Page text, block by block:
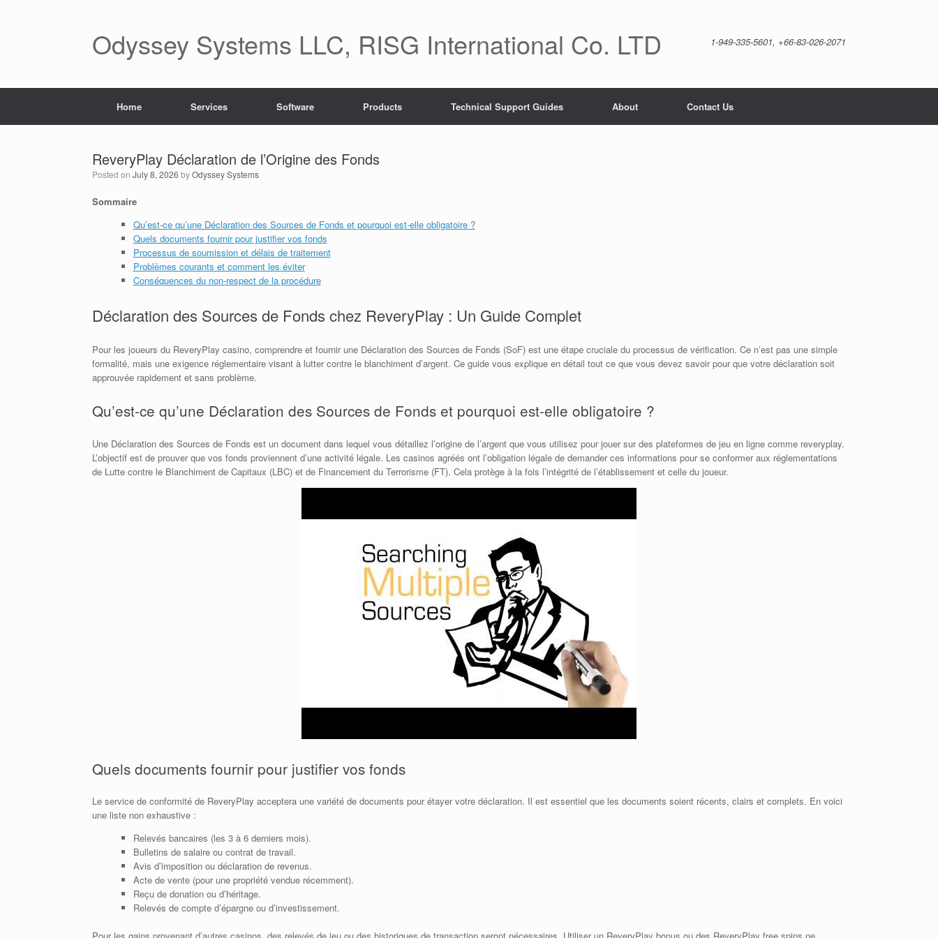
Odyssey Systems LLC, RISG International Co. LTD 1-949-335-5601, +66-83-026-2071
Home Services Software Products Technical Support Guides About Contact Us
ReveryPlay Déclaration de l’Origine des Fonds
Posted on July 8, 2026 byOdyssey Systems
Sommaire
Qu’est-ce qu’une Déclaration des Sources de Fonds et pourquoi est-elle obligatoire ?
Quels documents fournir pour justifier vos fonds
Processus de soumission et délais de traitement
Problèmes courants et comment les éviter
Conséquences du non-respect de la procédure
Déclaration des Sources de Fonds chez ReveryPlay : Un Guide Complet
Pour les joueurs du ReveryPlay casino, comprendre et fournir une Déclaration des Sources de Fonds (SoF) est une étape cruciale du processus de vérification. Ce n’est pas une simple
formalité, mais une exigence réglementaire visant à lutter contre le blanchiment d’argent. Ce guide vous explique en détail tout ce que vous devez savoir pour que votre déclaration soit
approuvée rapidement et sans problème.
Qu’est-ce qu’une Déclaration des Sources de Fonds et pourquoi est-elle obligatoire ?
Une Déclaration des Sources de Fonds est un document dans lequel vous détaillez l’origine de l’argent que vous utilisez pour jouer sur des plateformes de jeu en ligne comme reveryplay.
L’objectif est de prouver que vos fonds proviennent d’une activité légale. Les casinos agréés ont l’obligation légale de demander ces informations pour se conformer aux réglementations
de Lutte contre le Blanchiment de Capitaux (LBC) et de Financement du Terrorisme (FT). Cela protège à la fois l’intégrité de l’établissement et celle du joueur.
Quels documents fournir pour justifier vos fonds
Le service de conformité de ReveryPlay acceptera une variété de documents pour étayer votre déclaration. Il est essentiel que les documents soient récents, clairs et complets. En voici
une liste non exhaustive :
Relevés bancaires (les 3 à 6 derniers mois).
Bulletins de salaire ou contrat de travail.
Avis d’imposition ou déclaration de revenus.
Acte de vente (pour une propriété vendue récemment).
Reçu de donation ou d’héritage.
Relevés de compte d’épargne ou d’investissement.